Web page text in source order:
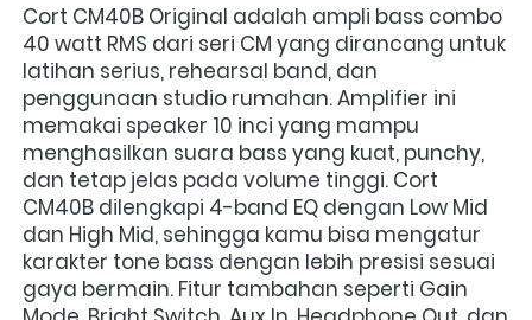
Cort CM40B Original adalah ampli bass combo
40 watt RMS dari seri CM yang dirancang untuk
latihan serius, rehearsal band, dan
penggunaan studio rumahan. Amplifier ini
memakai speaker 10 inci yang mampu
menghasilkan suara bass yang kuat, punchy,
dan tetap jelas pada volume tinggi. Cort
CM40B dilengkapi 4-band EQ dengan Low Mid
dan High Mid, sehingga kamu bisa mengatur
karakter tone bass dengan lebih presisi sesuai
gaya bermain. Fitur tambahan seperti Gain